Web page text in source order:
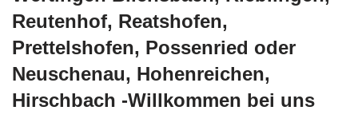
Reutenhof, Reatshofen,
Prettelshofen, Possenried oder
Neuschenau, Hohenreichen,
Hirschbach -Willkommen bei uns